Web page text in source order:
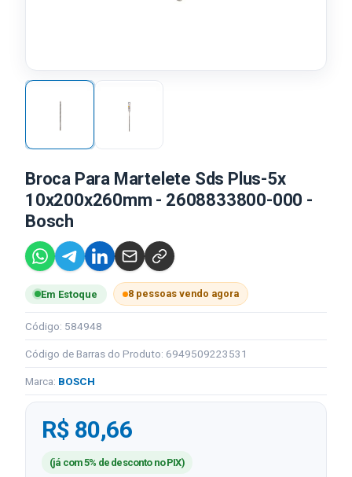
Broca Para Martelete Sds Plus-5x
10x200x260mm - 2608833800-000 -
Bosch
Em Estoque 8 pessoas vendo agora
Código: 584948
Código de Barras do Produto: 6949509223531
Marca: BOSCH
R$ 80,66
(já com 5% de desconto no PIX)